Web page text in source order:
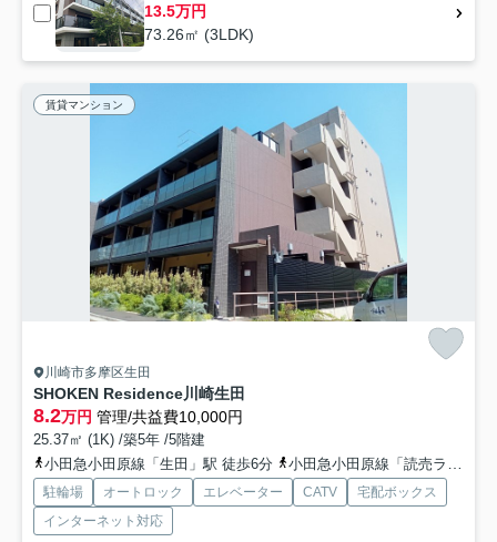
13.5万円
73.26㎡ (3LDK)
賃貸マンション
川崎市多摩区生田
SHOKEN Residence川崎生田
8.2万円 管理/共益費10,000円
25.37㎡ (1K) /築5年 /5階建
小田急小田原線「生田」駅 徒歩6分
小田急小田原線「読売ランド前」駅 徒歩15分
駐輪場 オートロック エレベーター CATV
宅配ボックス
インターネット対応